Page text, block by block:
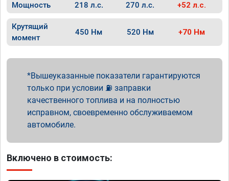
Мощность 218 л.с. 270 л.с. +52 л.с.
Крутящий
момент
450 Нм 520 Нм +70 Нм
Вышеуказанные показатели гарантируются
только при условии ⛽ заправки
качественного топлива и на полностью
исправном, своевременно обслуживаемом
автомобиле.
Включено в стоимость: